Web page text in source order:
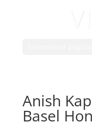
Anish
Basel